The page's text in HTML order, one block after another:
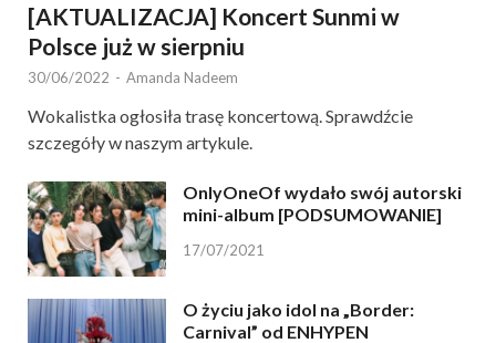
[AKTUALIZACJA] Koncert Sunmi w
Polsce już w sierpniu
30/06/2022 - Amanda Nadeem
Wokalistka ogłosiła trasę koncertową. Sprawdźcie
szczegóły w naszym artykule.
OnlyOneOf wydało swój autorski
mini-album [PODSUMOWANIE]
17/07/2021
O życiu jako idol na „Border:
Carnival” od ENHYPEN